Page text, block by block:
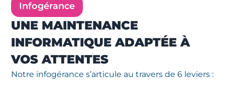
Infogérance
UNE MAINTENANCE
INFORMATIQUE ADAPTÉE À
VOS ATTENTES
Notre infogérance s’articule au travers de 6 leviers :